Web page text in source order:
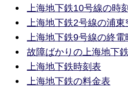
上海地下鉄10号線の時
上海地下鉄2号線の浦
上海地下鉄9号線の終
故障ばかりの上海地下鉄
上海地下鉄時刻表
上海地下鉄の料金表